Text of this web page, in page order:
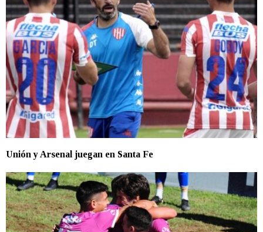
Unión y Arsenal juegan en Santa Fe